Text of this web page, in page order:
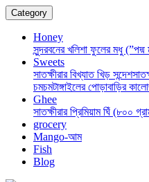
Category
Honey
সুন্দরবনের খলিশা ফুলের মধু
Sweets
সাতক্ষীরার বিখ্যাত খিড় সন্দেশ
চমচমটাঙ্গাইলের পোড়াবাড়ির
Ghee
সাতক্ষীরার প্রিমিয়াম ঘিঁ (৮০০
grocery
Mango-আম
Fish
Blog